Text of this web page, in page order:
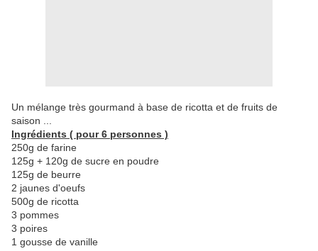
Un mélange très gourmand à base de ricotta et de fruits de
saison ...
Ingrédients ( pour 6 personnes )
250g de farine
125g + 120g de sucre en poudre
125g de beurre
2 jaunes d'oeufs
500g de ricotta
3 pommes
3 poires
1 gousse de vanille